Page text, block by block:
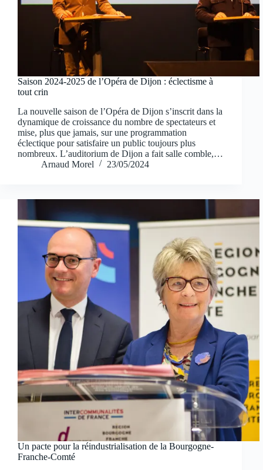
Saison 2024-2025 de l’Opéra de Dijon : éclectisme à
tout crin
La nouvelle saison de l’Opéra de Dijon s’inscrit dans la
dynamique de croissance du nombre de spectateurs et
mise, plus que jamais, sur une programmation
éclectique pour satisfaire un public toujours plus
nombreux. L’auditorium de Dijon a fait salle comble,…
Arnaud Morel
23/05/2024
Un pacte pour la réindustrialisation de la Bourgogne-
Franche-Comté